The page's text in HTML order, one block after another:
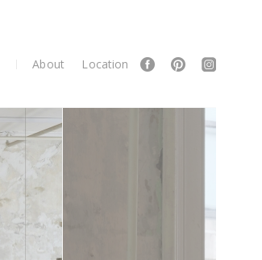
About Location